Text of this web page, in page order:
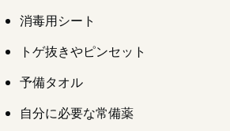
消毒用シート
トゲ抜きやピンセット
予備タオル
自分に必要な常備薬